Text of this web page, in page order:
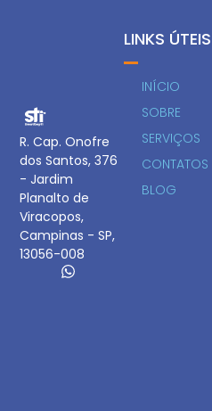
R. Cap. Onofre
dos Santos, 376
- Jardim
Planalto de
Viracopos,
Campinas - SP,
13056-008
LINKS ÚTEIS
INÍCIO
SOBRE
SERVIÇOS
CONTATOS
BLOG